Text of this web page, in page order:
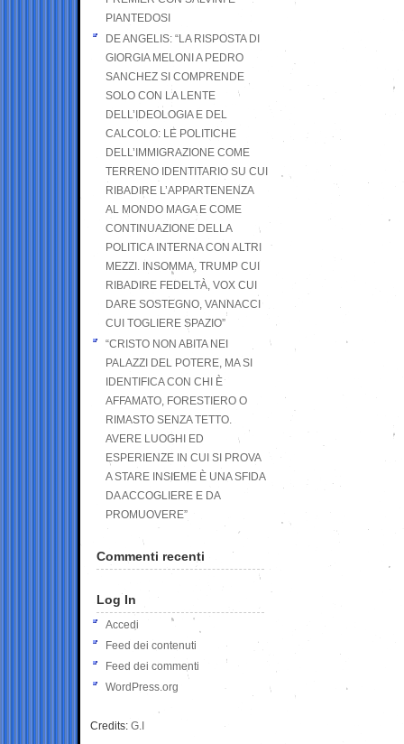
PIANTEDOSI
DE ANGELIS: “LA RISPOSTA DI
GIORGIA MELONI A PEDRO
SANCHEZ SI COMPRENDE
SOLO CON LA LENTE
DELL’IDEOLOGIA E DEL
CALCOLO: LE POLITICHE
DELL’IMMIGRAZIONE COME
TERRENO IDENTITARIO SU CUI
RIBADIRE L’APPARTENENZA
AL MONDO MAGA E COME
CONTINUAZIONE DELLA
POLITICA INTERNA CON ALTRI
MEZZI. INSOMMA, TRUMP CUI
RIBADIRE FEDELTÀ, VOX CUI
DARE SOSTEGNO, VANNACCI
CUI TOGLIERE SPAZIO”
“CRISTO NON ABITA NEI
PALAZZI DEL POTERE, MA SI
IDENTIFICA CON CHI È
AFFAMATO, FORESTIERO O
RIMASTO SENZA TETTO.
AVERE LUOGHI ED
ESPERIENZE IN CUI SI PROVA
A STARE INSIEME È UNA SFIDA
DA ACCOGLIERE E DA
PROMUOVERE”
Commenti recenti
Log In
Accedi
Feed dei contenuti
Feed dei commenti
WordPress.org
Credits: G.I